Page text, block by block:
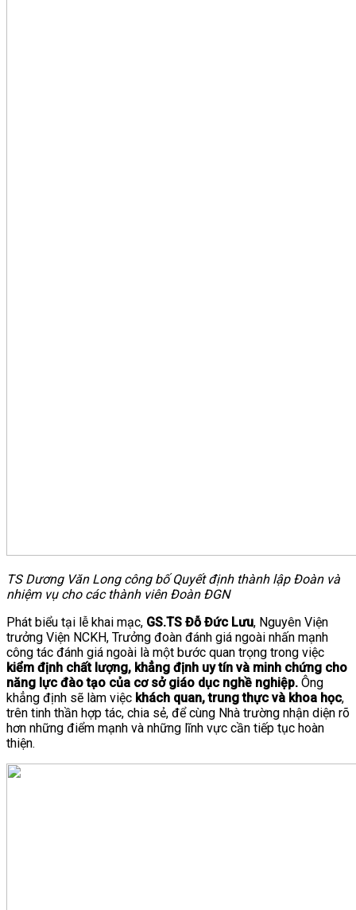
TS Dương Văn Long công bố Quyết định thành lập Đoàn và
nhiệm vụ cho các thành viên Đoàn ĐGN
Phát biểu tại lễ khai mạc, GS.TS Đỗ Đức Lưu, Nguyên Viện
trưởng Viện NCKH, Trưởng đoàn đánh giá ngoài nhấn mạnh
công tác đánh giá ngoài là một bước quan trọng trong việc
kiểm định chất lượng, khẳng định uy tín và minh chứng cho
năng lực đào tạo của cơ sở giáo dục nghề nghiệp. Ông
khẳng định sẽ làm việc khách quan, trung thực và khoa học,
trên tinh thần hợp tác, chia sẻ, để cùng Nhà trường nhận diện rõ
hơn những điểm mạnh và những lĩnh vực cần tiếp tục hoàn
thiện.